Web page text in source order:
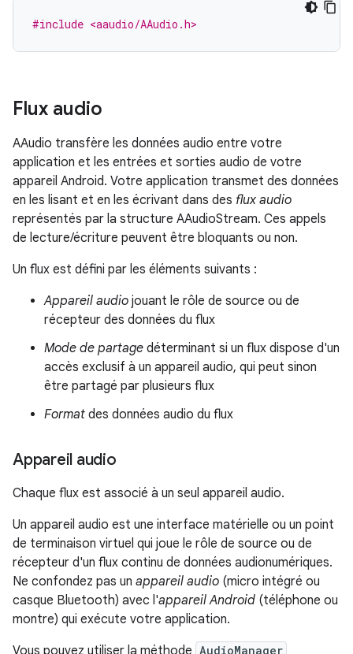
#include <aaudio/AAudio.h>
Flux audio
AAudio transfère les données audio entre votre
application et les entrées et sorties audio de votre
appareil Android. Votre application transmet des données
en les lisant et en les écrivant dans des flux audio
représentés par la structure AAudioStream. Ces appels
de lecture/écriture peuvent être bloquants ou non.
Un flux est défini par les éléments suivants :
Appareil audio jouant le rôle de source ou de
récepteur des données du flux
Mode de partage déterminant si un flux dispose d'un
accès exclusif à un appareil audio, qui peut sinon
être partagé par plusieurs flux
Format des données audio du flux
Appareil audio
Chaque flux est associé à un seul appareil audio.
Un appareil audio est une interface matérielle ou un point
de terminaison virtuel qui joue le rôle de source ou de
récepteur d'un flux continu de données audionumériques.
Ne confondez pas un appareil audio (micro intégré ou
casque Bluetooth) avec l'appareil Android (téléphone ou
montre) qui exécute votre application.
Vous pouvez utiliser la méthode AudioManager